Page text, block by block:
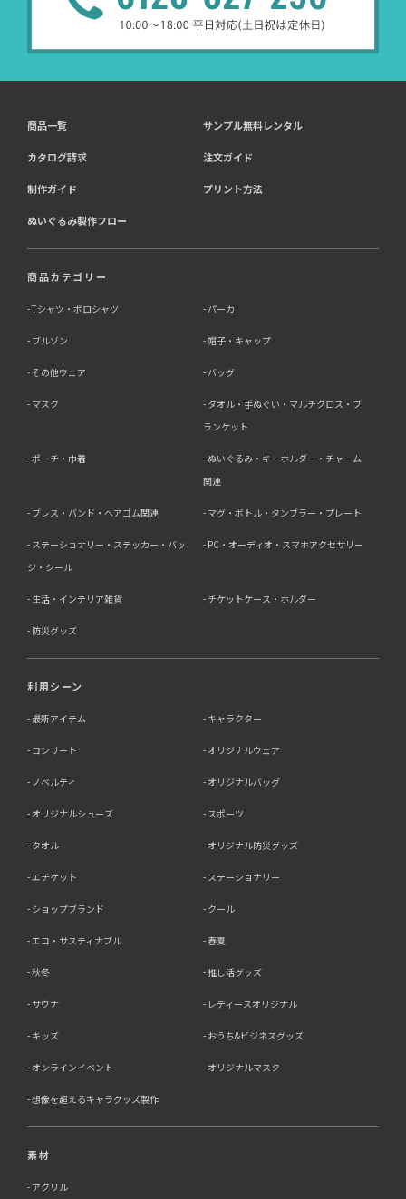
商品一覧 サンプル無料レンタル
カタログ請求 注文ガイド
制作ガイド プリント方法
ぬいぐるみ製作フロー
商品カテゴリー
Tシャツ・ポロシャツ パーカ
ブルゾン 帽子・キャップ
その他ウェア バッグ
マスク
タオル・手ぬぐい・マルチクロス・ブ
ランケット
ポーチ・巾着
ぬいぐるみ・キーホルダー・チャーム
関連
ブレス・バンド・ヘアゴム関連 マグ・ボトル・タンブラー・プレート
ステーショナリー・ステッカー・バッ
ジ・シール
PC・オーディオ・スマホアクセサリー
生活・インテリア雑貨 チケットケース・ホルダー
防災グッズ
利用シーン
最新アイテム キャラクター
コンサート オリジナルウェア
ノベルティ オリジナルバッグ
オリジナルシューズ スポーツ
タオル オリジナル防災グッズ
エチケット ステーショナリー
ショップブランド クール
エコ・サスティナブル 春夏
秋冬 推し活グッズ
サウナ レディースオリジナル
キッズ おうち&ビジネスグッズ
オンラインイベント オリジナルマスク
想像を超えるキャラグッズ製作
素材
アクリル